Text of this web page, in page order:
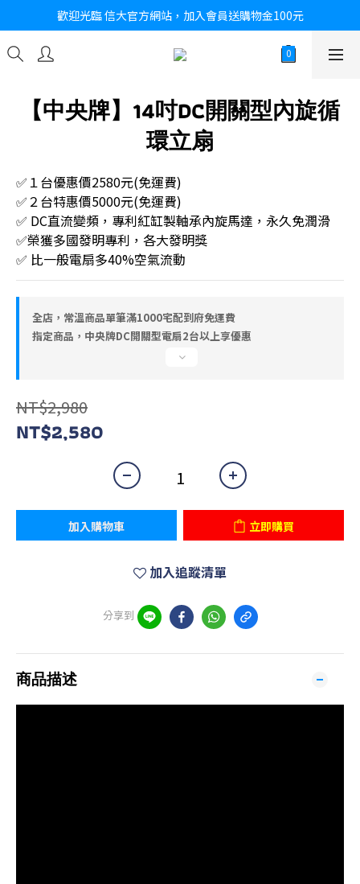
歡迎光臨 信大官方網站，加入會員送購物金100元
【中央牌】14吋DC開關型內旋循
環立扇
✅１台優惠價2580元(免運費)
✅２台特惠價5000元(免運費)
✅ DC直流變頻，專利紅缸製軸承內旋馬達，永久免潤滑
✅榮獲多國發明專利，各大發明獎
✅ 比一般電扇多40%空氣流動
全店，常溫商品單筆滿1000宅配到府免運費
指定商品，中央牌DC開關型電扇2台以上享優惠
NT$2,980
NT$2,580
加入購物車 立即購買
加入追蹤清單
分享到
商品描述